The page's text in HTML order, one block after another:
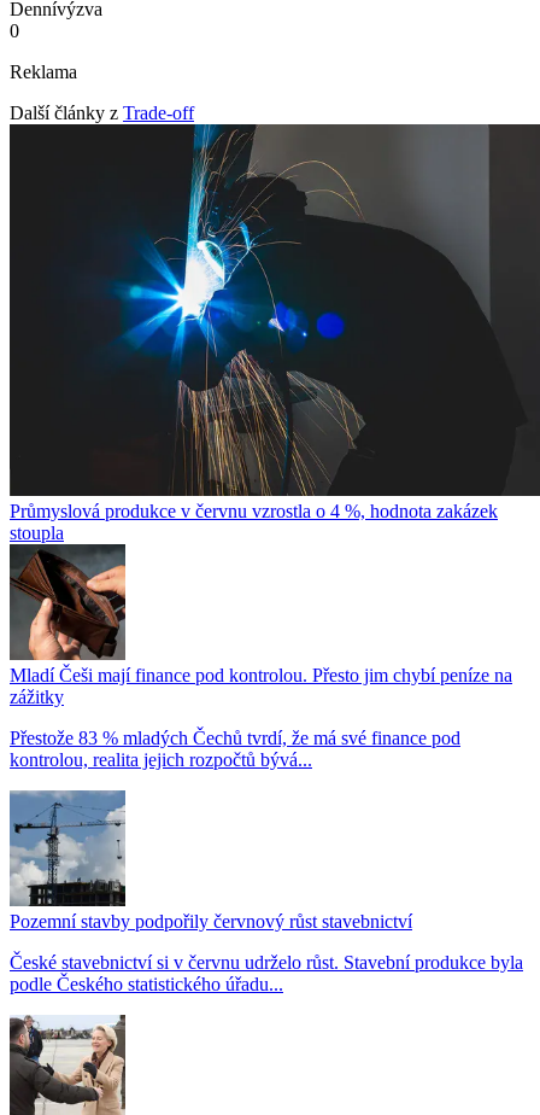
Dennívýzva
0
Reklama
Další články z Trade-off
Průmyslová produkce v červnu vzrostla o 4 %, hodnota zakázek
stoupla
Mladí Češi mají finance pod kontrolou. Přesto jim chybí peníze na
zážitky
Přestože 83 % mladých Čechů tvrdí, že má své finance pod
kontrolou, realita jejich rozpočtů bývá...
Pozemní stavby podpořily červnový růst stavebnictví
České stavebnictví si v červnu udrželo růst. Stavební produkce byla
podle Českého statistického úřadu...